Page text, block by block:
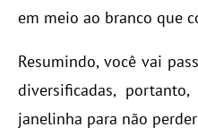
em meio ao branco que
Resumindo, você vai
diversificadas,
janelinha para não